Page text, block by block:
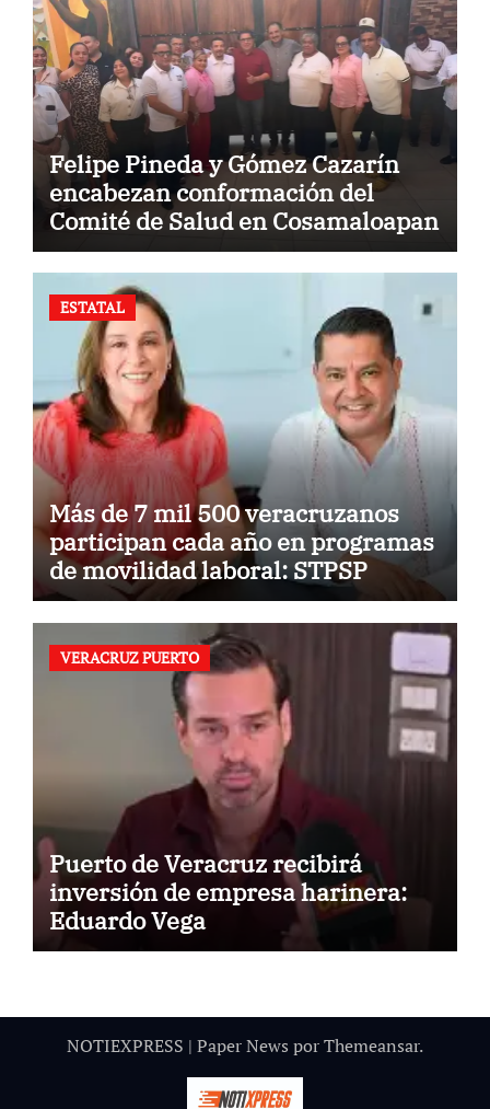
Felipe Pineda y Gómez Cazarín
encabezan conformación del
Comité de Salud en Cosamaloapan
ESTATAL
Más de 7 mil 500 veracruzanos
participan cada año en programas
de movilidad laboral: STPSP
VERACRUZ PUERTO
Puerto de Veracruz recibirá
inversión de empresa harinera:
Eduardo Vega
NOTIEXPRESS | Paper News porThemeansar.